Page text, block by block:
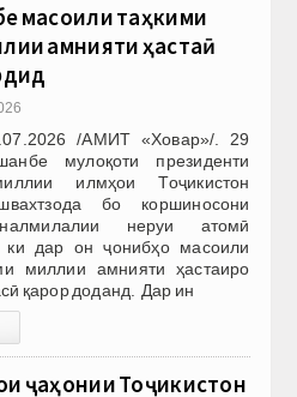
масоили таҳкими
амнияти ҳастаӣ
/АМИТ «Ховар»/. 29
мулоқоти президенти
илмҳои Тоҷикистон
бо коршиносони
неруи атомӣ
ки дар он ҷонибҳо масоили
миллии амнияти ҳастаиро
қарор доданд. Дар ин
ҷаҳонии Тоҷикистон